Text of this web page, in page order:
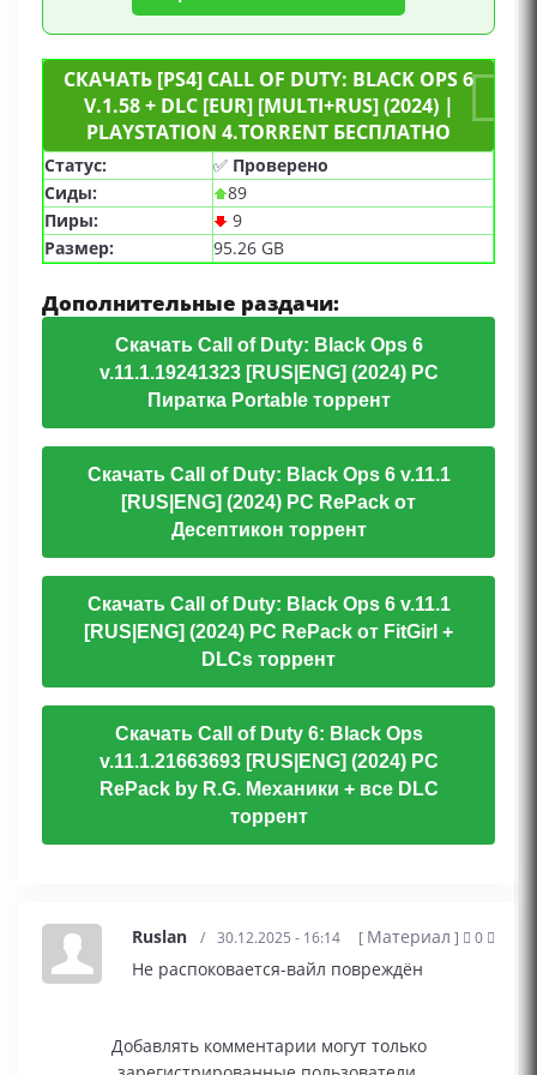
СКАЧАТЬ [PS4] CALL OF DUTY: BLACK OPS 6
V.1.58 + DLC [EUR] [MULTI+RUS] (2024) |
PLAYSTATION 4.TORRENT БЕСПЛАТНО
Статус: ✅ Проверено
Сиды:
89
Пиры:
9
Размер:
95.26 GB
Дополнительные раздачи:
Скачать Call of Duty: Black Ops 6
v.11.1.19241323 [RUS|ENG] (2024) PC
Пиратка Portable торрент
Скачать Call of Duty: Black Ops 6 v.11.1
[RUS|ENG] (2024) PC RePack от
Десептикон торрент
Скачать Call of Duty: Black Ops 6 v.11.1
[RUS|ENG] (2024) PC RePack от FitGirl +
DLCs торрент
Скачать Call of Duty 6: Black Ops
v.11.1.21663693 [RUS|ENG] (2024) PC
RePack by R.G. Механики + все DLC
торрент
Ruslan / 30.12.2025 - 16:14 [ Материал ] 0
Не распоковается-вайл повреждён
Добавлять комментарии могут только